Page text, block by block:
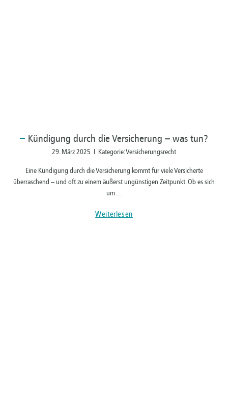
Kündigung durch die Versicherung – was tun?
29. März 2025 I Kategorie: Versicherungsrecht
Eine Kündigung durch die Versicherung kommt für viele Versicherte
überraschend – und oft zu einem äußerst ungünstigen Zeitpunkt. Ob es sich
um…
Weiterlesen